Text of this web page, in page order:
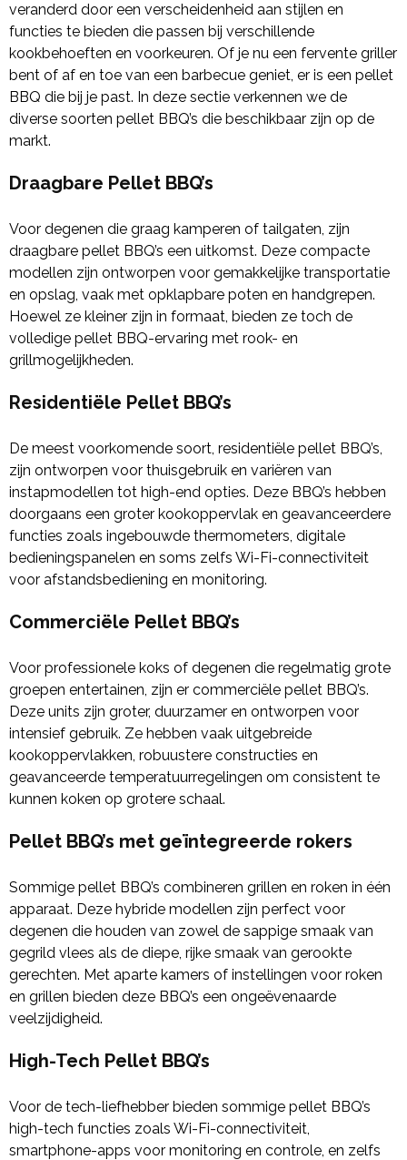
veranderd door een verscheidenheid aan stijlen en
functies te bieden die passen bij verschillende
kookbehoeften en voorkeuren. Of je nu een fervente griller
bent of af en toe van een barbecue geniet, er is een pellet
BBQ die bij je past. In deze sectie verkennen we de
diverse soorten pellet BBQ’s die beschikbaar zijn op de
markt.
Draagbare Pellet BBQ’s
Voor degenen die graag kamperen of tailgaten, zijn
draagbare pellet BBQ’s een uitkomst. Deze compacte
modellen zijn ontworpen voor gemakkelijke transportatie
en opslag, vaak met opklapbare poten en handgrepen.
Hoewel ze kleiner zijn in formaat, bieden ze toch de
volledige pellet BBQ-ervaring met rook- en
grillmogelijkheden.
Residentiële Pellet BBQ’s
De meest voorkomende soort, residentiële pellet BBQ’s,
zijn ontworpen voor thuisgebruik en variëren van
instapmodellen tot high-end opties. Deze BBQ’s hebben
doorgaans een groter kookoppervlak en geavanceerdere
functies zoals ingebouwde thermometers, digitale
bedieningspanelen en soms zelfs Wi-Fi-connectiviteit
voor afstandsbediening en monitoring.
Commerciële Pellet BBQ’s
Voor professionele koks of degenen die regelmatig grote
groepen entertainen, zijn er commerciële pellet BBQ’s.
Deze units zijn groter, duurzamer en ontworpen voor
intensief gebruik. Ze hebben vaak uitgebreide
kookoppervlakken, robuustere constructies en
geavanceerde temperatuurregelingen om consistent te
kunnen koken op grotere schaal.
Pellet BBQ’s met geïntegreerde rokers
Sommige pellet BBQ’s combineren grillen en roken in één
apparaat. Deze hybride modellen zijn perfect voor
degenen die houden van zowel de sappige smaak van
gegrild vlees als de diepe, rijke smaak van gerookte
gerechten. Met aparte kamers of instellingen voor roken
en grillen bieden deze BBQ’s een ongeëvenaarde
veelzijdigheid.
High-Tech Pellet BBQ’s
Voor de tech-liefhebber bieden sommige pellet BBQ’s
high-tech functies zoals Wi-Fi-connectiviteit,
smartphone-apps voor monitoring en controle, en zelfs